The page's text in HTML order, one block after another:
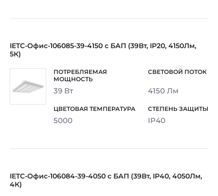
IETC-Офис-106085-39-4150 с БАП (39Вт, IP20, 4150Лм,
5К)
39 Вт 4150 Лм
5000 IP40
IETC-Офис-106084-39-4050 с БАП (39Вт, IP40, 4050Лм,
4К)